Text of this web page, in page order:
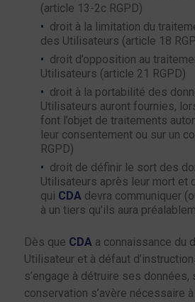
(article 13-2c RGPD)
droit à la limitation du
des Utilisateurs (article 18
droit d’opposition au
Utilisateurs (article 21 RGPD)
droit à la portabilité des
Utilisateurs auront fournies,
font l’objet de traitements
leur consentement ou sur un
RGPD)
droit de définir le sort des
Utilisateurs après leur mort et
qui CDA devra communiquer
à un tiers qu’ils aura
Dès que CDA a connaissance du
Utilisateur et à défaut
s’engage à détruire ses données,
conservation s’avère nécessaire